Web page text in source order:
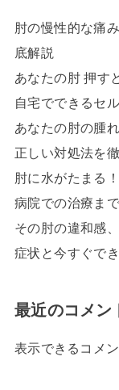
肘の慢性的な痛
底解説
あなたの肘 押す
自宅でできるセ
あなたの肘の腫
正しい対処法を
肘に水がたまる
病院での治療ま
その肘の違和感
症状と今すぐで
最近のコメン
表示できるコメ